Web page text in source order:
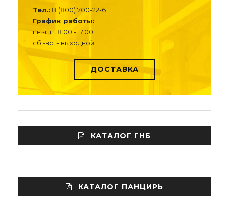
Тел.: 8 (800) 700-22-61
График работы:
пн.-пт.: 8.00 - 17.00
сб.-вс. - выходной
ДОСТАВКА
КАТАЛОГ ГНБ
КАТАЛОГ ПАНЦИРЬ